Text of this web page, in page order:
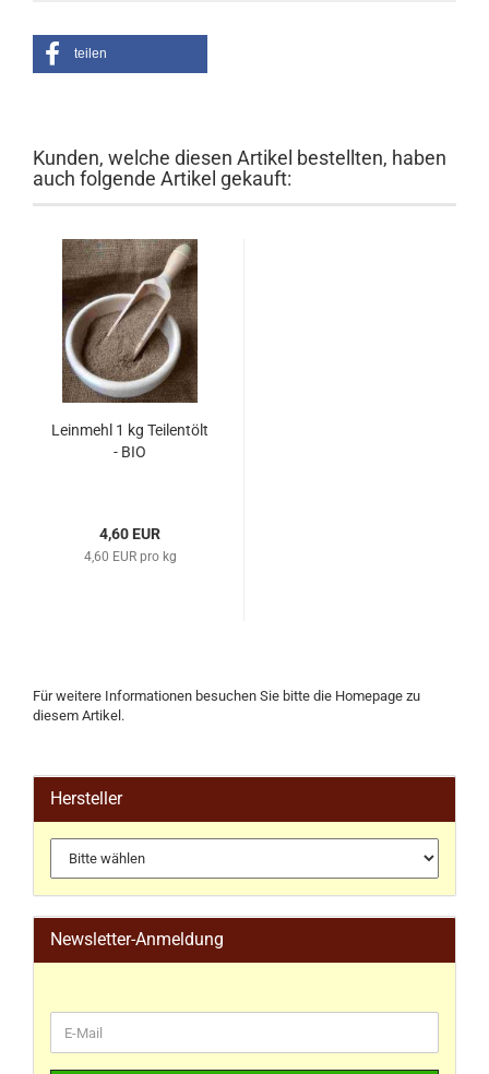
teilen
Kunden, welche diesen Artikel bestellten, haben
auch folgende Artikel gekauft:
Leinmehl 1 kg Teilentölt
- BIO
4,60 EUR
4,60 EUR pro kg
Für weitere Informationen besuchen Sie bitte die Homepage zu
diesem Artikel.
Hersteller
Newsletter-Anmeldung